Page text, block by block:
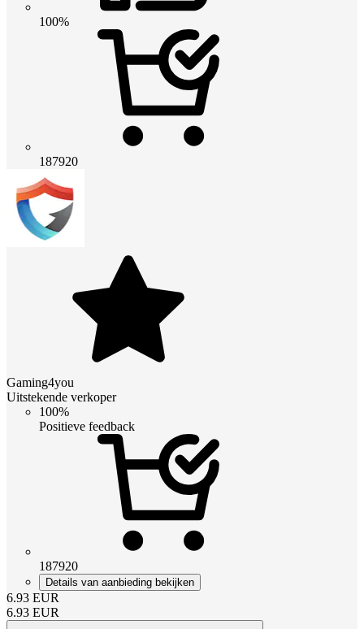
100%
187920
Gaming4you
Uitstekende verkoper
100%
Positieve feedback
187920
Details van aanbieding bekijken
6.93 EUR
6.93 EUR